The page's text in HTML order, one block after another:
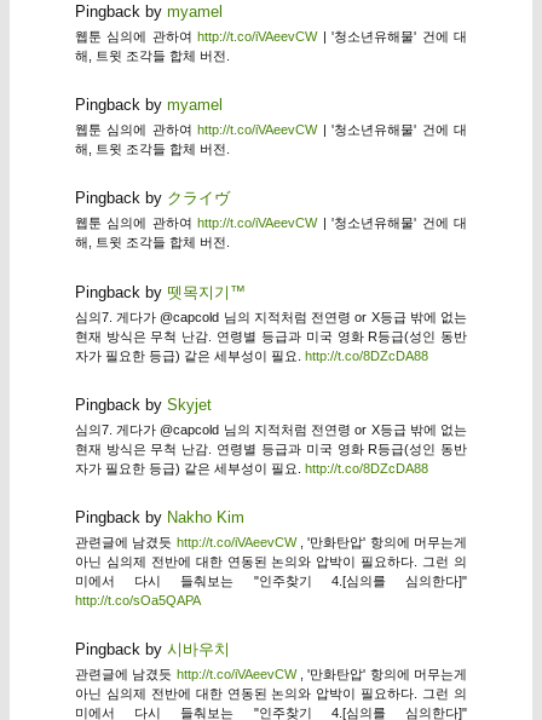
Pingback by myamel
웹툰 심의에 관하여http://t.co/iVAeevCW| '청소년유해물' 건에 대
해, 트윗 조각들 합체 버전.
Pingback by myamel
웹툰 심의에 관하여http://t.co/iVAeevCW| '청소년유해물' 건에 대
해, 트윗 조각들 합체 버전.
Pingback by クライヴ
웹툰 심의에 관하여 http://t.co/iVAeevCW| '청소년유해물' 건에 대
해, 트윗 조각들 합체 버전.
Pingback by 뗏목지기™
심의7. 게다가 @capcold 님의 지적처럼 전연령 or X등급 밖에 없는
현재 방식은 무척 난감. 연령별 등급과 미국 영화 R등급(성인 동반
자가 필요한 등급) 같은 세부성이 필요. http://t.co/8DZcDA88
Pingback by Skyjet
심의7. 게다가 @capcold 님의 지적처럼 전연령 or X등급 밖에 없는
현재 방식은 무척 난감. 연령별 등급과 미국 영화 R등급(성인 동반
자가 필요한 등급) 같은 세부성이 필요. http://t.co/8DZcDA88
Pingback by Nakho Kim
관련글에 남겼듯 http://t.co/iVAeevCW, '만화탄압' 항의에 머무는게
아닌 심의제 전반에 대한 연동된 논의와 압박이 필요하다. 그런 의
미에서 다시 들춰보는 "인주찾기 4.[심의를 심의한다]"
http://t.co/sOa5QAPA
Pingback by 시바우치
관련글에 남겼듯 http://t.co/iVAeevCW, '만화탄압' 항의에 머무는게
아닌 심의제 전반에 대한 연동된 논의와 압박이 필요하다. 그런 의
미에서 다시 들춰보는 "인주찾기 4.[심의를 심의한다]"